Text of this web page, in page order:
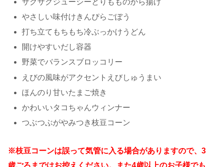
やさしい味付けきんぴらごぼう
打ち立てもちもち冷ぶっかけうどん
開けやすいだし容器
野菜でバランスブロッコリー
えびの風味がアクセントえびしゅうまい
ほんのり甘いたまご焼き
かわいいタコちゃんウィンナー
つぶつぶがやみつき枝豆コーン
※枝豆コーンは誤って気管に入る場合がありますので、3
歳ごろまではお控えください。また4歳以上のお子様でも